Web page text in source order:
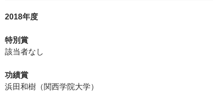
2018年度
特別賞
該当者なし
功績賞
浜田和樹（関西学院大学）